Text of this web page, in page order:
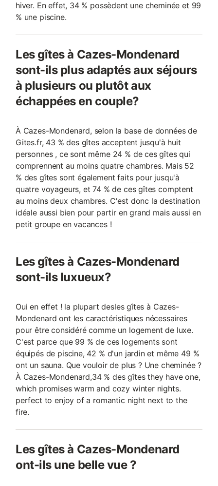
hiver. En effet, 34 % possèdent une cheminée et 99
% une piscine.
Les gîtes à Cazes-Mondenard
sont-ils plus adaptés aux séjours
à plusieurs ou plutôt aux
échappées en couple?
À Cazes-Mondenard, selon la base de données de
Gites.fr, 43 % des gîtes acceptent jusqu'à huit
personnes , ce sont même 24 % de ces gîtes qui
comprennent au moins quatre chambres. Mais 52
% des gîtes sont également faits pour jusqu'à
quatre voyageurs, et 74 % de ces gîtes comptent
au moins deux chambres. C'est donc la destination
idéale aussi bien pour partir en grand mais aussi en
petit groupe en vacances !
Les gîtes à Cazes-Mondenard
sont-ils luxueux?
Oui en effet ! la plupart desles gîtes à Cazes-
Mondenard ont les caractéristiques nécessaires
pour être considéré comme un logement de luxe.
C'est parce que 99 % de ces logements sont
équipés de piscine, 42 % d'un jardin et même 49 %
ont un sauna. Que vouloir de plus ? Une cheminée ?
À Cazes-Mondenard,34 % des gîtes they have one,
which promises warm and cozy winter nights.
perfect to enjoy of a romantic night next to the
fire.
Les gîtes à Cazes-Mondenard
ont-ils une belle vue ?